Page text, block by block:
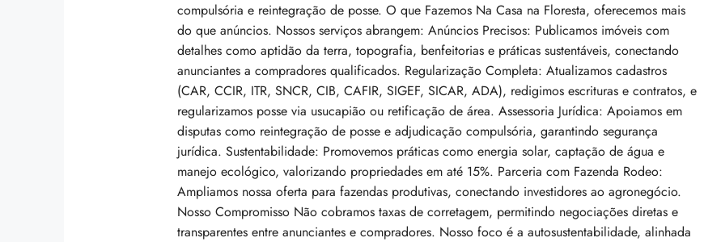
compulsória e reintegração de posse. O que Fazemos Na Casa na Floresta, oferecemos mais
do que anúncios. Nossos serviços abrangem: Anúncios Precisos: Publicamos imóveis com
detalhes como aptidão da terra, topografia, benfeitorias e práticas sustentáveis, conectando
anunciantes a compradores qualificados. Regularização Completa: Atualizamos cadastros
(CAR, CCIR, ITR, SNCR, CIB, CAFIR, SIGEF, SICAR, ADA), redigimos escrituras e contratos, e
regularizamos posse via usucapião ou retificação de área. Assessoria Jurídica: Apoiamos em
disputas como reintegração de posse e adjudicação compulsória, garantindo segurança
jurídica. Sustentabilidade: Promovemos práticas como energia solar, captação de água e
manejo ecológico, valorizando propriedades em até 15%. Parceria com Fazenda Rodeo:
Ampliamos nossa oferta para fazendas produtivas, conectando investidores ao agronegócio.
Nosso Compromisso Não cobramos taxas de corretagem, permitindo negociações diretas e
transparentes entre anunciantes e compradores. Nosso foco é a autosustentabilidade, alinhada
$3,990,000
Villa In The Forest
8100 S Ashland Ave, Chicago, IL 60620, USA
178 m²
WATERFRONT
Venda De Reserva Particular Legalizada
– 1.510 Ha De Cerrado Preservado Em
Alto Paraíso De Goiás
Alto Paraíso de Goiás, Região Geográfica Imediata
de Flores de Goiás, Região Geográfica Intermediária